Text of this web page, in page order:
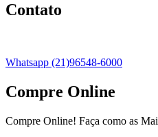
Contato
Whatsapp (21)96548-6000
Compre Online
Compre Online! Faça como as